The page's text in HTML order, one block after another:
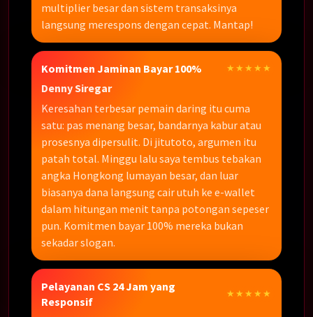
multiplier besar dan sistem transaksinya
langsung merespons dengan cepat. Mantap!
Komitmen Jaminan Bayar 100% ★★★★★
Denny Siregar
Keresahan terbesar pemain daring itu cuma
satu: pas menang besar, bandarnya kabur atau
prosesnya dipersulit. Di jitutoto, argumen itu
patah total. Minggu lalu saya tembus tebakan
angka Hongkong lumayan besar, dan luar
biasanya dana langsung cair utuh ke e-wallet
dalam hitungan menit tanpa potongan sepeser
pun. Komitmen bayar 100% mereka bukan
sekadar slogan.
Pelayanan CS 24 Jam yang
Responsif
★★★★★